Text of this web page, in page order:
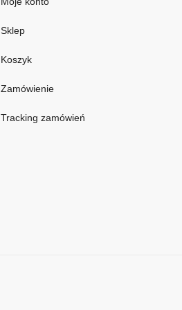
Sklep
Koszyk
Zamówienie
Tracking zamówień